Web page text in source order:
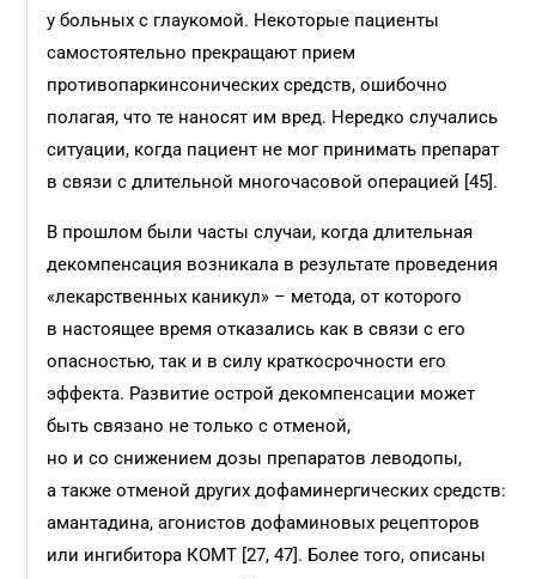
у больных с глаукомой. Некоторые пациенты
самостоятельно прекращают прием
противопаркинсонических средств, ошибочно
полагая, что те наносят им вред. Нередко случались
ситуации, когда пациент не мог принимать препарат
в связи с длительной многочасовой операцией [45].
В прошлом были часты случаи, когда длительная
декомпенсация возникала в результате проведения
«лекарственных каникул» – метода, от которого
в настоящее время отказались как в связи с его
опасностью, так и в силу краткосрочности его
эффекта. Развитие острой декомпенсации может
быть связано не только с отменой,
но и со снижением дозы препаратов леводопы,
а также отменой других дофаминергических средств:
амантадина, агонистов дофаминовых рецепторов
или ингибитора КОМТ [27, 47]. Более того, описаны